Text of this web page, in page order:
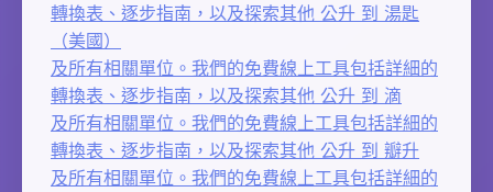
轉換表、逐步指南，以及探索其他 公升 到 湯匙
（美國）
及所有相關單位。我們的免費線上工具包括詳細的
轉換表、逐步指南，以及探索其他 公升 到 滴
及所有相關單位。我們的免費線上工具包括詳細的
轉換表、逐步指南，以及探索其他 公升 到 瓣升
及所有相關單位。我們的免費線上工具包括詳細的